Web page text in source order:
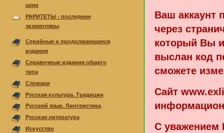
цене
РАРИТЕТЫ - последние
экземпляры
Серийные и продолжающиеся
издания
Справочные издания общего
типа
Cловари
Русская культура. Традиции
Русский язык. Лингвистика
Русская литература
Искусство
Ваш аккаунт
через
который Вы
выслан код
сможете
Сайт
С уважением